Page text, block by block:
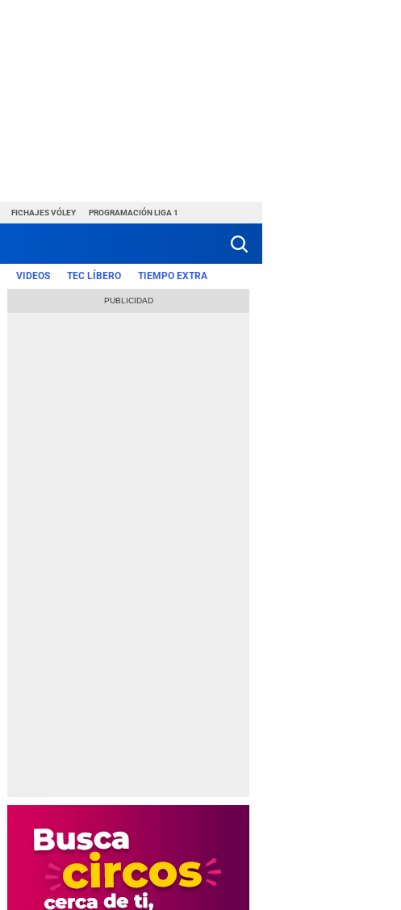
FICHAJES VÓLEY PROGRAMACIÓN LIGA 1
VIDEOS TEC LÍBERO TIEMPO EXTRA